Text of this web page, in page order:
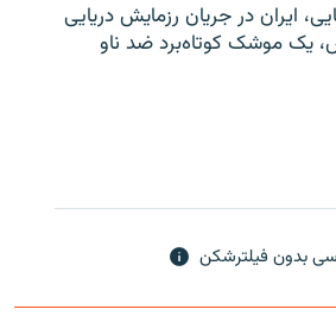
ایران در جریان رزمایش دریایی
یک موشک کوتاه‌برد ضد ناو
بدون فیلترشکن